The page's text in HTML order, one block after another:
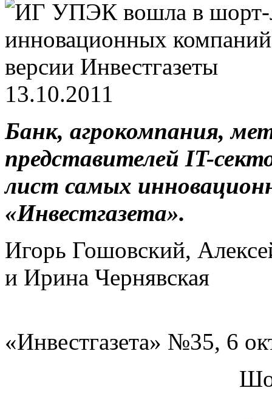
13.10.2011
Банк, агрокомпания,
представителей IT-
лист самых
«Инвестгазета».
Игорь Гошовский,
и Ирина Чернявская
«Инвестгазета» №35, 6